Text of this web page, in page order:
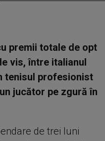
premii totale de opt
vis, între italianul
tenisul profesionist
jucător pe zgură în
de trei luni